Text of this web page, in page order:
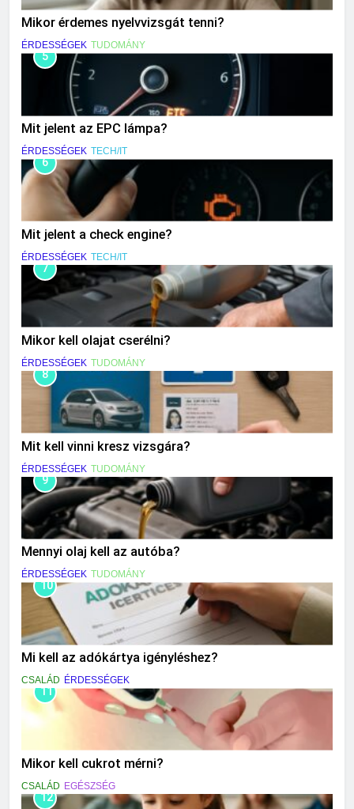
Mikor érdemes nyelvvizsgát tenni?
ÉRDESSÉGEK TUDOMÁNY
5
Mit jelent az EPC lámpa?
ÉRDESSÉGEK TECH/IT
6
Mit jelent a check engine?
ÉRDESSÉGEK TECH/IT
7
Mikor kell olajat cserélni?
ÉRDESSÉGEK TUDOMÁNY
8
Mit kell vinni kresz vizsgára?
ÉRDESSÉGEK TUDOMÁNY
9
Mennyi olaj kell az autóba?
ÉRDESSÉGEK TUDOMÁNY
10
Mi kell az adókártya igényléshez?
CSALÁD ÉRDESSÉGEK
11
Mikor kell cukrot mérni?
CSALÁD EGÉSZSÉG
12